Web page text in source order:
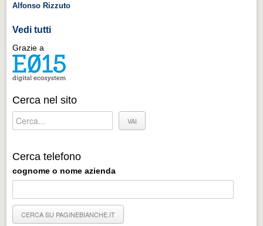
Cultura e turismo 4.0
PROGETTI
PROGETTI
Progetti Aperti
Progetti Realizzati
EVENTI
Eventi Vigevano
Alfonso Rizzuto
Vedi tutti
Grazie a
Cerca nel sito
Cerca telefono
cognome o nome azienda